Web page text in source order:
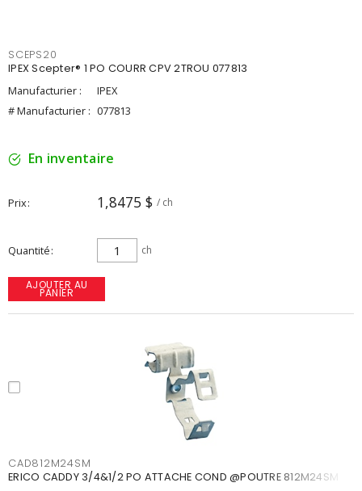
SCEPS20
IPEX Scepter® 1 PO COURR CPV 2TROU 077813
Manufacturier :
IPEX
# Manufacturier : 077813
En inventaire
Prix 1,8475 $ / ch
Quantité ch
AJOUTER AU
PANIER
CAD812M24SM
ERICO CADDY 3/4&1/2 PO ATTACHE COND @POUTRE 812M24SM